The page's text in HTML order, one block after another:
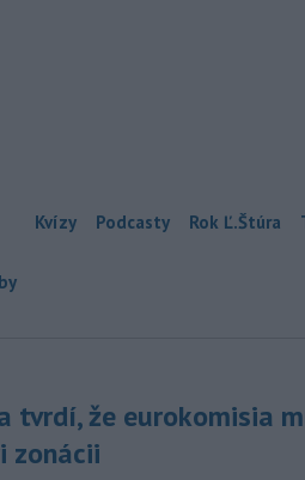
Kvízy Podcasty Rok Ľ.Štúra
tvrdí, že eurokomisia
zonácii